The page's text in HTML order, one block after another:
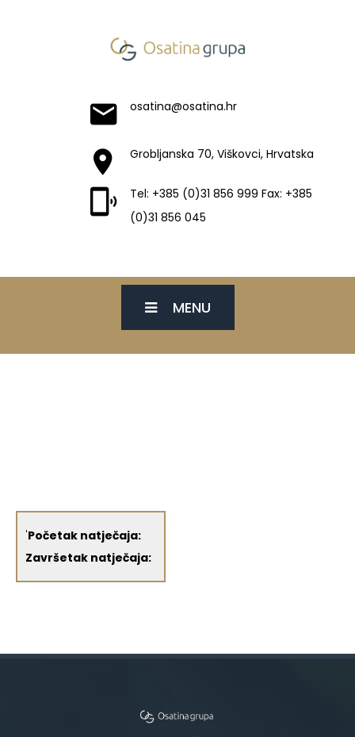
osatina@osatina.hr
Grobljanska 70, Viškovci, Hrvatska
Tel: +385 (0)31 856 999 Fax: +385
(0)31 856 045
MENU
'Početak natječaja:
Završetak natječaja: